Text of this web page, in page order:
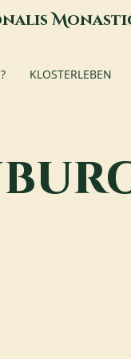
M
KLOSTERLEBEN